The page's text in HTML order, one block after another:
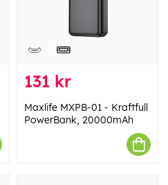
131 kr
Maxlife MXPB-01 - Kraftfull
PowerBank, 20000mAh